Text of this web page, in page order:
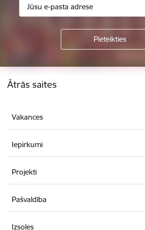
Kājene
Ātrās saites
Vakances
Iepirkumi
Projekti
Pašvaldība
Izsoles